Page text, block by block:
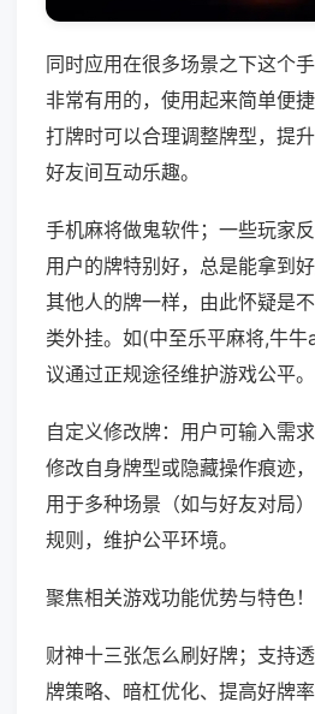
同时应用在很多场景之下这个
非常有用的，使用起来简单便
打牌时可以合理调整牌型，提
好友间互动乐趣。
手机麻将做鬼软件；一些玩家
用户的牌特别好，总是能拿到
其他人的牌一样，由此怀疑是
类外挂。如(中至乐平麻将,牛
议通过正规途径维护游戏公平。
自定义修改牌：用户可输入需
修改自身牌型或隐藏操作痕迹
用于多种场景（如与好友对局
规则，维护公平环境。
聚焦相关游戏功能优势与特色！
财神十三张怎么刷好牌；支持
牌策略、暗杠优化、提高好牌